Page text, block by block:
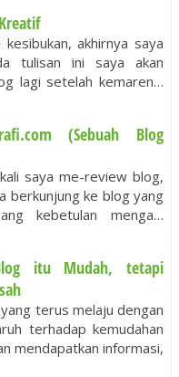
akhirnya saya
tulisan ini saya akan
lagi setelah kemaren…
(Sebuah Blog
saya me-review blog,
berkunjung ke blog yang
kebetulan menga…
itu Mudah, tetapi
terus melaju dengan
terhadap kemudahan
mendapatkan informasi,